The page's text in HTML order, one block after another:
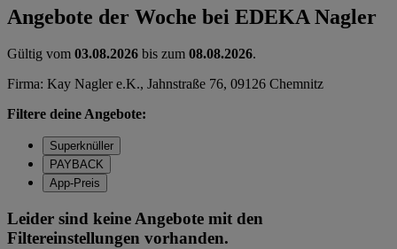
Angebote der Woche bei EDEKA Nagler
Gültig vom 03.08.2026 bis zum 08.08.2026.
Firma: Kay Nagler e.K., Jahnstraße 76, 09126 Chemnitz
Filtere deine Angebote:
Superknüller
PAYBACK
App-Preis
Leider sind keine Angebote mit den
Filtereinstellungen vorhanden.